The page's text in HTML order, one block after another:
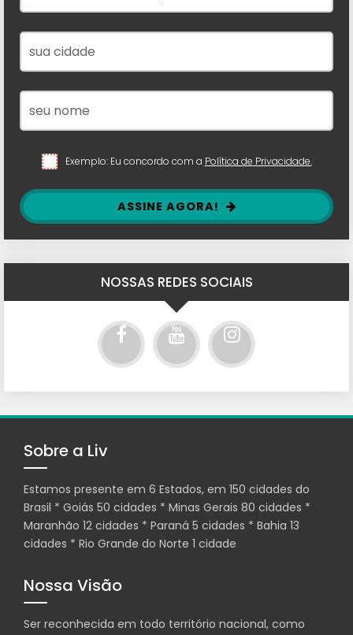
Exemplo: Eu concordo com a Política de Privacidade.
ASSINE AGORA!
NOSSAS REDES SOCIAIS
Sobre a Liv
Estamos presente em 6 Estados, em 150 cidades do
Brasil * Goiás 50 cidades * Minas Gerais 80 cidades *
Maranhão 12 cidades * Paraná 5 cidades * Bahia 13
cidades * Rio Grande do Norte 1 cidade
Nossa Visão
Ser reconhecida em todo território nacional, como